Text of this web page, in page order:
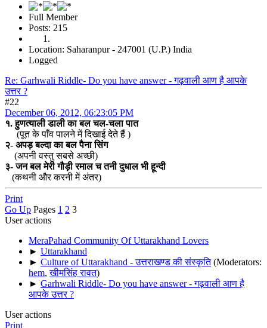
Full Member
Posts: 215
Location: Saharanpur - 247001 (U.P.) India
Logged
Re: Garhwali Riddle- Do you have answer - गढ़वाली आण है आपके
उत्तर ?
#22
December 06, 2012, 06:23:05 PM
१. हुणत्याली डाली का बल चल-चला पात
(पूत के पाँव पालने में दिखाई देते हैं )
२- अपड़ बल्दा का बल पैना सिंग
(अपनी वस्तु सबसे अच्छी)
३- जन बल मेरी गौड़ी रमाल च तनी दुधाल भी हून्दी
(कथनी और करनी में अंतर)
Print
Go Up Pages 1 2 3
User actions
MeraPahad Community Of Uttarakhand Lovers
► Uttarakhand
► Culture of Uttarakhand - उत्तराखण्ड की संस्कृति (Moderators:
hem,खीमसिंह रावत)
► Garhwali Riddle- Do you have answer - गढ़वाली आण है
आपके उत्तर ?
User actions
Print